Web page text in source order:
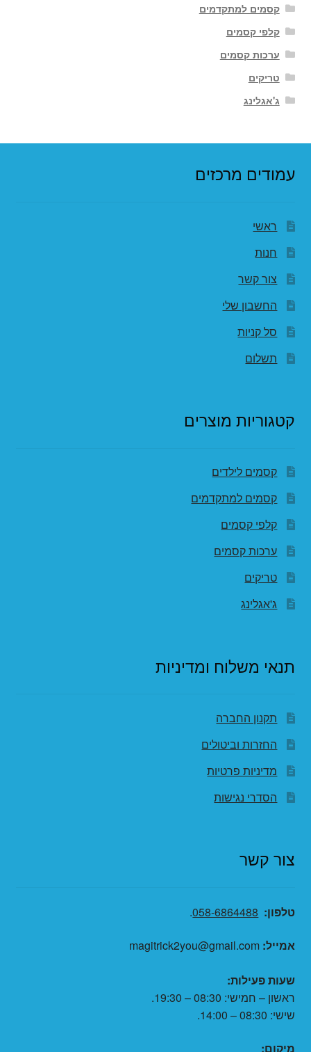
קסמים למתקדמים
קלפי קסמים
ערכות קסמים
טריקים
ג'אגלינג
עמודים מרכזים
ראשי
חנות
צור קשר
החשבון שלי
סל קניות
תשלום
קטגוריות מוצרים
קסמים לילדים
קסמים למתקדמים
קלפי קסמים
ערכות קסמים
טריקים
ג'אגלינג
תנאי משלוח ומדיניות
תקנון החברה
החזרות וביטולים
מדיניות פרטיות
הסדרי נגישות
צור קשר
טלפון: 058-6864488
.
אמייל:
שעות פעילות:
ראשון – חמישי: 08:30 – 19:30.
שישי: 08:30 – 14:00.
מיקום: